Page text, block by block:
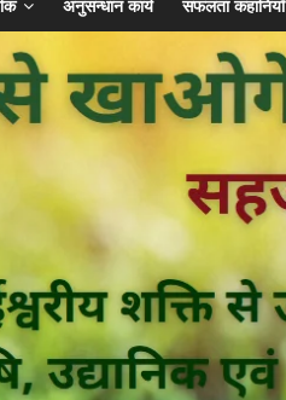
अनुसन्धान कार्य सफलता कहानियाँ